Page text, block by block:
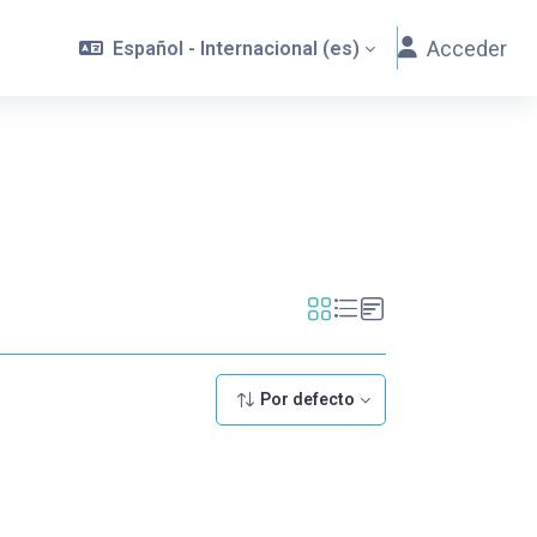
Español - Internacional ‎(es)‎ Acceder
Por defecto